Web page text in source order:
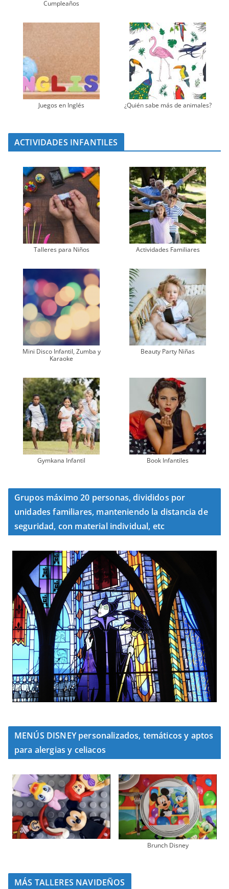
Cumpleaños
Juegos en Inglés ¿Quién sabe más de animales?
ACTIVIDADES INFANTILES
Talleres para Niños Actividades Familiares
Mini Disco Infantil, Zumba y
Karaoke
Beauty Party Niñas
Gymkana Infantil Book Infantiles
Grupos máximo 20 personas, divididos por
unidades familiares, manteniendo la distancia de
seguridad, con material individual, etc
MENÚS DISNEY personalizados, temáticos y aptos
para alergias y celiacos
Brunch Disney
MÁS TALLERES NAVIDEÑOS